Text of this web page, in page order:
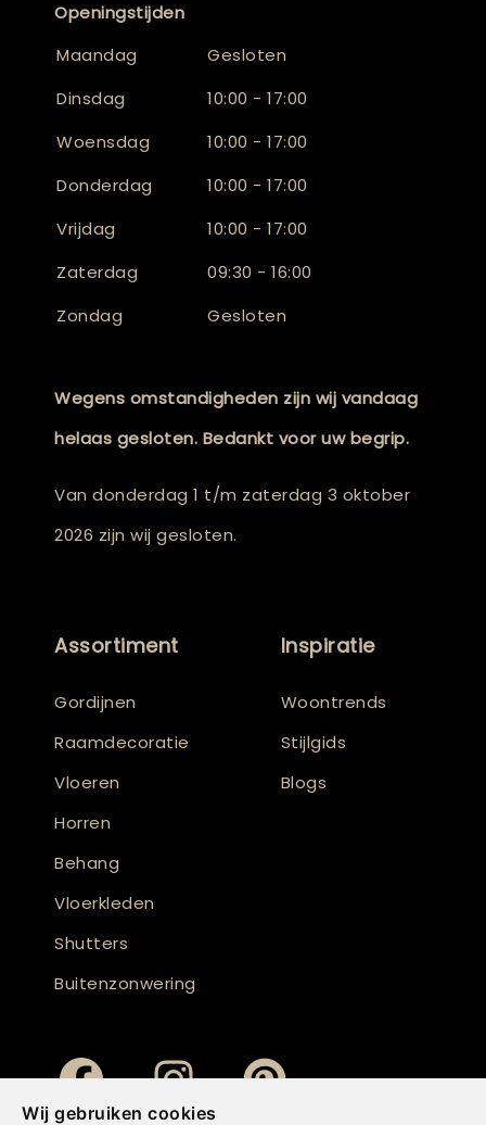
Wij gebruiken cookies
Openingstijden
Maandag
Gesloten
Dinsdag
10:00 - 17:00
Woensdag
10:00 - 17:00
Donderdag
10:00 - 17:00
Vrijdag
10:00 - 17:00
Zaterdag
09:30 - 16:00
Zondag
Gesloten
Wegens omstandigheden zijn wij vandaag
helaas gesloten. Bedankt voor uw begrip.
Van donderdag 1 t/m zaterdag 3 oktober
2026 zijn wij gesloten.
Assortiment
Gordijnen
Raamdecoratie
Vloeren
Horren
Behang
Vloerkleden
Shutters
Buitenzonwering
Inspiratie
Woontrends
Stijlgids
Blogs